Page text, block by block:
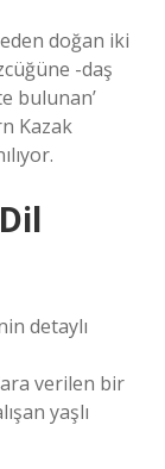
doğan iki
-daş
bulunan’
Kazak
detaylı
verilen bir
yaşlı